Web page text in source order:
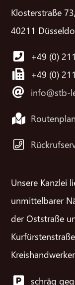
Klosterstraße
40211
+49 (0)
+49 (0)
info@stb-
Unsere Kanzlei
unmittelbarer
der Oststraße
schräg